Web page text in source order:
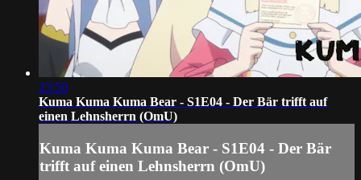
23:50
Kuma Kuma Kuma Bear - S1E04 - Der Bär trifft auf
einen Lehnsherrn (OmU)
Kuma Kuma Kuma Bear - S1E04 - Der Bär
trifft auf einen Lehnsherrn (OmU)